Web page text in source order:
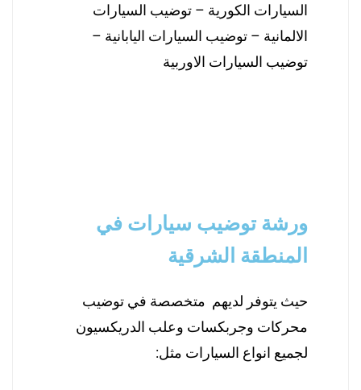
السيارات الكورية – توضيب السيارات
الالمانية – توضيب السيارات اليابانية –
توضيب السيارات الاوربية
ورشة توضيب سيارات في
المنطقة الشرقية
حيث يتوفر لديهم متخصصة في توضيب
محركات وجربكسات وعلب الدريكسيون
لجميع انواع السيارات مثل: